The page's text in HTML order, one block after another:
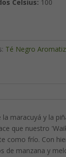
Celsius: 100
Té Negro
la maracuyá y la
que nuestro
como frío. Con
de manzana y